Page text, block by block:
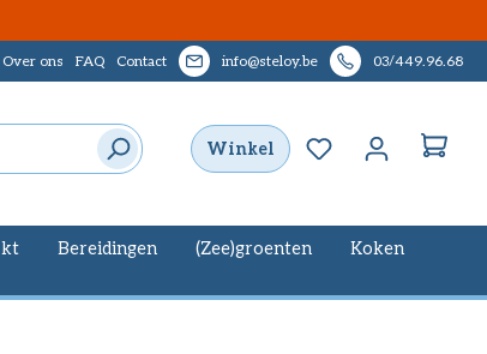
03/449.96.68
info@steloy.be
Over ons FAQ Contact
Winkel Je hebt 0 items
Bereidingen (Zee)groenten
Koken